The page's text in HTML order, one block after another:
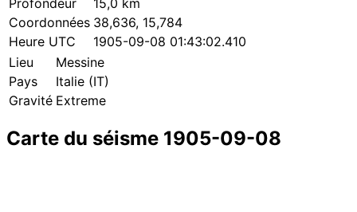
Coordonnées 38,636, 15,784
Heure UTC
1905-09-08 01:43:02.410
Lieu
Messine
Pays
Italie (IT)
Gravité Extreme
Carte du séisme 1905-09-08